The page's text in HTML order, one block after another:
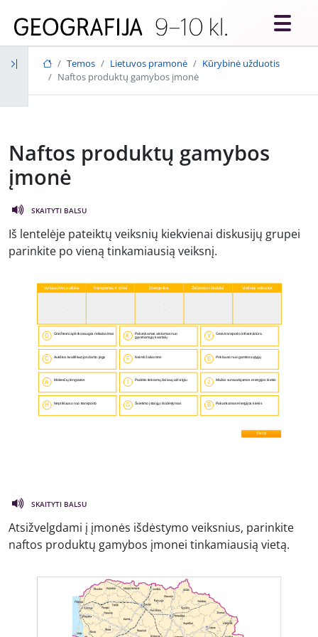
Temos Lietuvos pramonė
Kūrybinė užduotis
Naftos produktų gamybos įmonė
Naftos produktų gamybos
įmonė
SKAITYTI BALSU
Iš lentelėje pateiktų veiksnių kiekvienai diskusijų grupei
parinkite po vieną tinkamiausią veiksnį.
SKAITYTI BALSU
Atsižvelgdami į įmonės išdėstymo veiksnius, parinkite
naftos produktų gamybos įmonei tinkamiausią vietą.